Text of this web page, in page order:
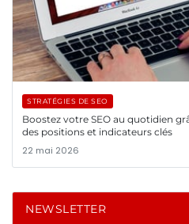
STRATÉGIES DE SEO
Boostez votre SEO au quotidien
des positions et indicateurs clés
22 mai 2026
NEWSLETTER